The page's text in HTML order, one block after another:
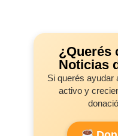
¿Querés
Noticias
Si querés ayudar
activo y